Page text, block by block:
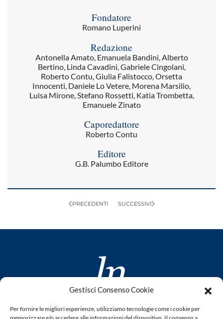
Gestisci Consenso Cookie
Per fornire le migliori esperienze, utilizziamo tecnologie come i cookie per
Fondatore
Romano Luperini
Redazione
Antonella Amato, Emanuela Bandini, Alberto
Bertino, Linda Cavadini, Gabriele Cingolani,
Roberto Contu, Giulia Falistocco, Orsetta
Innocenti, Daniele Lo Vetere, Morena Marsilio,
Luisa Mirone, Stefano Rossetti, Katia Trombetta,
Emanuele Zinato
Caporedattore
Roberto Contu
Editore
G.B. Palumbo Editore
PRECEDENTI SUCCESSIVI
www.laletteraturaenoi.it